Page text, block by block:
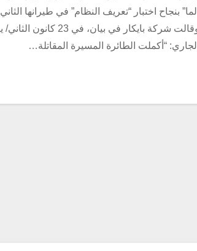
إلما” بنجاح اختبار “تعريف النظام” في طيرانها
وقالت شركة بايكار في بيان، في 23 كانون
الجاري: “أكملت الطائرة المسيرة المقاتلة…